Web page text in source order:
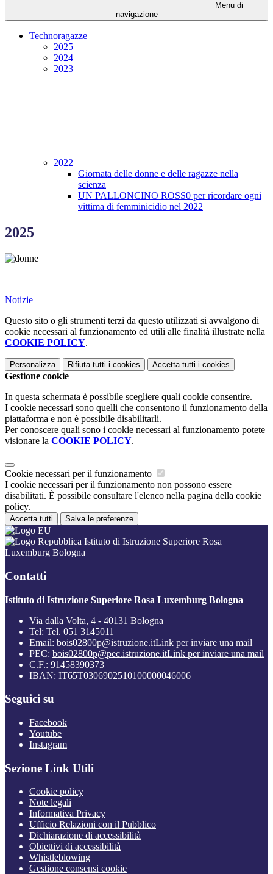
Menu di
navigazione
Technoragazze
2025
2024
2023
2022
Giornata delle donne e delle ragazze nella
scienza
UN PALLONCINO ROSS0 per ricordare ogni
vittima di femminicidio nel 2022
2025
Notizie
Questo sito o gli strumenti terzi da questo utilizzati si avvalgono di
cookie necessari al funzionamento ed utili alle finalità illustrate nella
COOKIE POLICY.
Personalizza Rifiuta tutti i cookies Accetta tutti i cookies
Gestione cookie
In questa schermata è possibile scegliere quali cookie consentire.
I cookie necessari sono quelli che consentono il funzionamento della
piattaforma e non è possibile disabilitarli.
Per conoscere quali sono i cookie necessari al funzionamento potete
visionare la COOKIE POLICY.
Cookie necessari per il funzionamento
I cookie necessari per il funzionamento non possono essere
disabilitati. È possibile consultare l'elenco nella pagina della cookie
policy.
Accetta tutti Salva le preferenze
Istituto di Istruzione Superiore Rosa
Luxemburg Bologna
Contatti
Istituto di Istruzione Superiore Rosa Luxemburg Bologna
Via dalla Volta, 4 - 40131 Bologna
Tel: Tel. 051 3145011
Email: bois02800p@istruzione.itLink per inviare una mail
PEC: bois02800p@pec.istruzione.itLink per inviare una mail
C.F.: 91458390373
IBAN: IT65T0306902510100000046006
Seguici su
Facebook
Youtube
Instagram
Sezione Link Utili
Cookie policy
Note legali
Informativa Privacy
Ufficio Relazioni con il Pubblico
Dichiarazione di accessibilità
Obiettivi di accessibilità
Whistleblowing
Gestione consensi cookie